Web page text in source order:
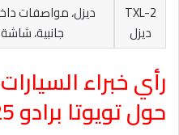
TXL-2
ديزل
جانبية،
رأي خبراء
حول تويوتا برادو 2025